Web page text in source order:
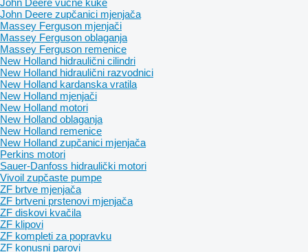
John Deere zupčanici mjenjača
Massey Ferguson mjenjači
Massey Ferguson oblaganja
Massey Ferguson remenice
New Holland hidraulični cilindri
New Holland hidraulični razvodnici
New Holland kardanska vratila
New Holland mjenjači
New Holland motori
New Holland oblaganja
New Holland remenice
New Holland zupčanici mjenjača
Perkins motori
Sauer-Danfoss hidraulički motori
Vivoil zupčaste pumpe
ZF brtve mjenjača
ZF brtveni prstenovi mjenjača
ZF diskovi kvačila
ZF klipovi
ZF kompleti za popravku
ZF konusni parovi